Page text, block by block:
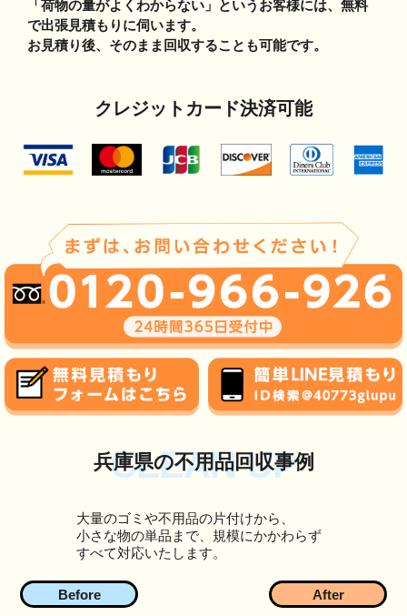
「荷物の量がよくわからない」というお客様には、無料
で出張見積もりに伺います。
お見積り後、そのまま回収することも可能です。
クレジットカード決済可能
CLEAN UP
兵庫県の不用品回収事例
大量のゴミや不用品の片付けから、
小さな物の単品まで、規模にかかわらず
すべて対応いたします。